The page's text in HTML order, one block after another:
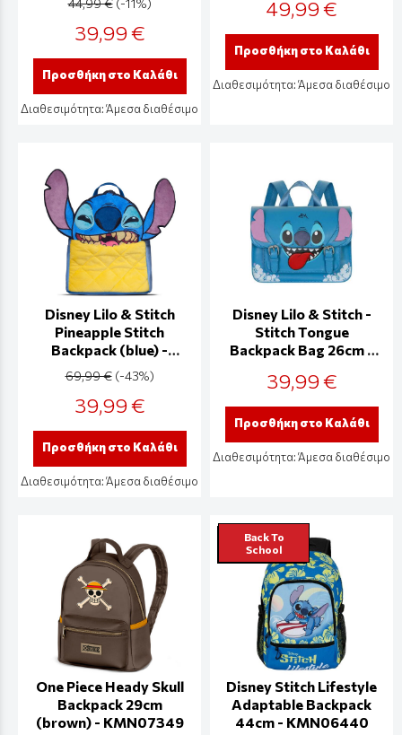
44,99 € (-11%)
39,99 €
Προσθήκη στο Καλάθι
Διαθεσιμότητα:Άμεσα διαθέσιμο
49,99 €
Προσθήκη στο Καλάθι
Διαθεσιμότητα:Άμεσα διαθέσιμο
Disney Lilo & Stitch
Pineapple Stitch
Backpack (blue) -
MP000336DNY
69,99 € (-43%)
39,99 €
Προσθήκη στο Καλάθι
Διαθεσιμότητα:Άμεσα διαθέσιμο
Disney Lilo & Stitch -
Stitch Tongue
Backpack Bag 26cm -
39,99 €
Προσθήκη στο Καλάθι
Διαθεσιμότητα:Άμεσα διαθέσιμο
One Piece Heady Skull
Backpack 29cm
(brown) - KMN07349
Back To
School
Disney Stitch Lifestyle
Adaptable Backpack
44cm - KMN06440